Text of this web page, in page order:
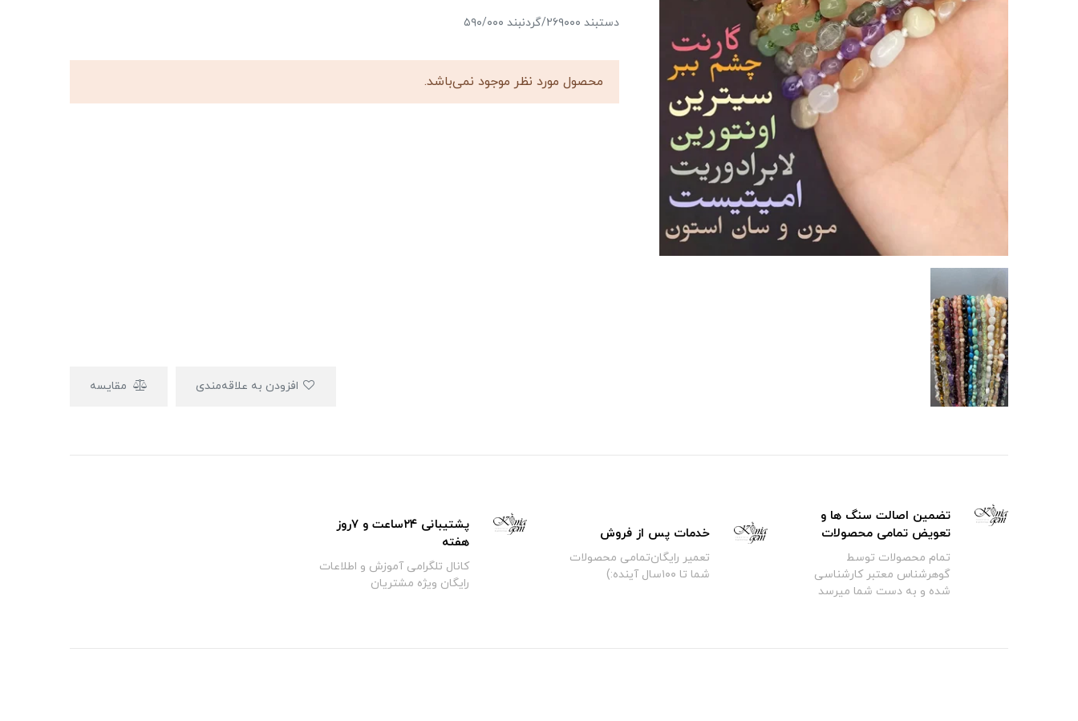
دستبند ۲۶۹۰۰۰/گردنبند ۵۹۰/۰۰۰
محصول مورد نظر موجود نمی‌باشد.
مقایسه
تضمین اصالت سنگ ها و
تعویض تمامی محصولات
تمام محصولات توسط
گوهرشناس معتبر کارشناسی
شده و به دست شما میرسد
خدمات پس از فروش
تعمیر رایگان‌تمامی محصولات
شما تا ۱۰۰سال آینده:)
پشتیبانی ۲۴ساعت و ۷روز
هفته
کانال تلگرامی آموزش و اطلاعات
رایگان ویژه مشتریان